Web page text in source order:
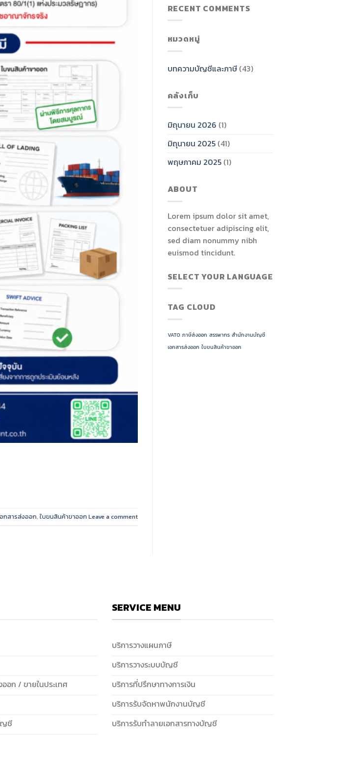
กสารส่งออก, ใบขนสินค้าขาออก Leave a comment
RECENT COMMENTS
หมวดหมู่
บทความบัญชีและภาษี(43)
คลังเก็บ
มิถุนายน 2026 (1)
มิถุนายน 2025(41)
พฤษภาคม 2025(1)
ABOUT
Lorem ipsum dolor sit amet,
consectetuer adipiscing elit,
sed diam nonummy nibh
euismod tincidunt.
SELECT YOUR LANGUAGE
TAG CLOUD
VAT0 ภาษีส่งออก สรรพากร สำนักงานบัญชี
เอกสารส่งออก ใบขนสินค้าขาออก
ก / ขายในประเทศ
ญชี
SERVICE MENU
บริการวางแผนภาษี
บริการวางระบบบัญชี
บริการที่ปรึกษาทางการเงิน
บริการรับจัดหาพนักงานบัญชี
บริการรับทำลายเอกสารทางบัญชี